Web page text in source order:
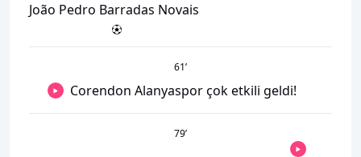
João Pedro Barradas Novais
61’
Corendon Alanyaspor çok etkili geldi!
79’